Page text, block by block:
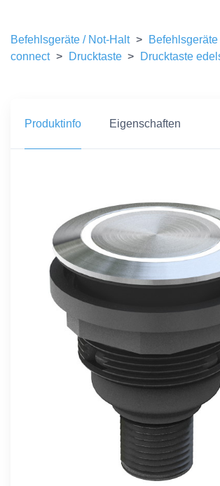
Befehlsgeräte / Not-Halt > Befehlsgeräte
connect > Drucktaste > Drucktaste
Produktinfo Eigenschaften